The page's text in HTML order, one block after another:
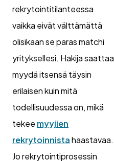
rekrytointitilanteessa
vaikka eivät välttämättä
olisikaan se paras matchi
yrityksellesi. Hakija saattaa
myydä itsensä täysin
erilaisen kuin mitä
todellisuudessa on, mikä
tekee myyjien
rekrytoinnistahaastavaa.
Jo rekrytointiprosessin